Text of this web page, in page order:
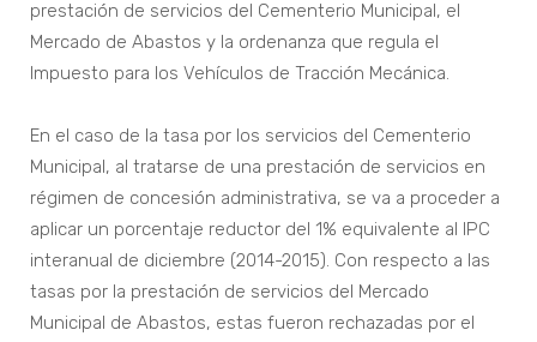
prestación de servicios del Cementerio Municipal, el
Mercado de Abastos y la ordenanza que regula el
Impuesto para los Vehículos de Tracción Mecánica.
En el caso de la tasa por los servicios del Cementerio
Municipal, al tratarse de una prestación de servicios en
régimen de concesión administrativa, se va a proceder a
aplicar un porcentaje reductor del 1% equivalente al IPC
interanual de diciembre (2014-2015). Con respecto a las
tasas por la prestación de servicios del Mercado
Municipal de Abastos, estas fueron rechazadas por el